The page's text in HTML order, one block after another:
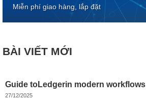
Miễn phí giao hàng, lắp đặt
BÀI VIẾT MỚI
Guide toLedgerin modern workflows
27/12/2025